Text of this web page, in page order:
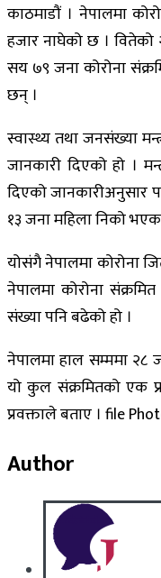
काठमाडौं । नेपालमा
हजार नाघेको छ । वितेको
सय ७९ जना कोरोना
छन् ।
स्वास्थ्य तथा जनसंख्या
जानकारी दिएको हो ।
दिएको जानकारीअनुसार
१३ जना महिला निको
योसंगै नेपालमा कोरोना
नेपालमा कोरोना
संख्या पनि बढेको हो ।
नेपालमा हाल सम्ममा २८
यो कुल संक्रमितको एक
प्रवक्ताले बताए । file
Author